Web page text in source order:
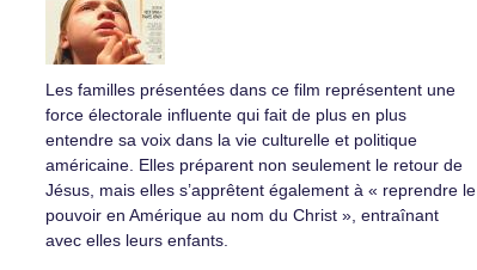
Les familles présentées dans ce film représentent une
force électorale influente qui fait de plus en plus
entendre sa voix dans la vie culturelle et politique
américaine. Elles préparent non seulement le retour de
Jésus, mais elles s’apprêtent également à « reprendre le
pouvoir en Amérique au nom du Christ », entraînant
avec elles leurs enfants.